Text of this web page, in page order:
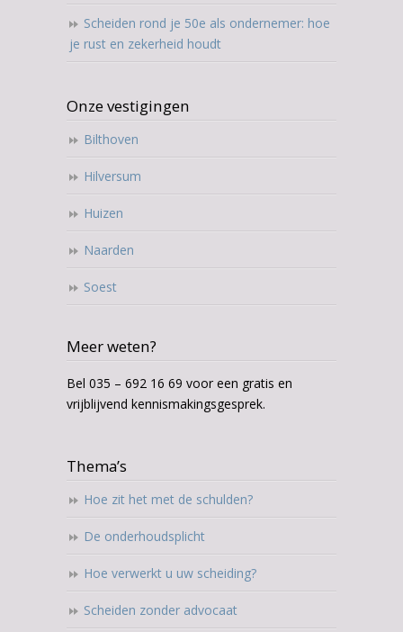
Scheiden rond je 50e als ondernemer: hoe
je rust en zekerheid houdt
Onze vestigingen
Bilthoven
Hilversum
Huizen
Naarden
Soest
Meer weten?
Bel 035 – 692 16 69 voor een gratis en
vrijblijvend kennismakingsgesprek.
Thema’s
Hoe zit het met de schulden?
De onderhoudsplicht
Hoe verwerkt u uw scheiding?
Scheiden zonder advocaat